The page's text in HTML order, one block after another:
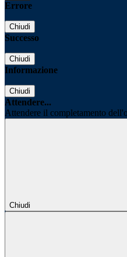
Errore
Chiudi
Successo
Chiudi
Informazione
Chiudi
Attendere...
Attendere il completamento
Chiudi